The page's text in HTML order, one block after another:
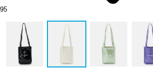
95